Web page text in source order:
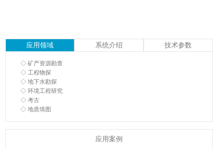
应用领域 系统介绍 技术参数
◇ 矿产资源勘查
◇ 工程物探
◇ 地下水勘探
◇ 环境工程研究
◇ 考古
◇ 地质填图
应用案例